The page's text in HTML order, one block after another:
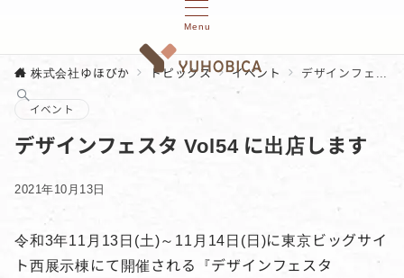
Menu
株式会社ゆほびか トピックス イベント デザインフェスタ Vol54 に出店します
イベント
デザインフェスタ Vol54 に出店します
2021年10月13日
令和3年11月13日(土)～11月14日(日)に東京ビッグサイ
ト西展示棟にて開催される『デザインフェスタ